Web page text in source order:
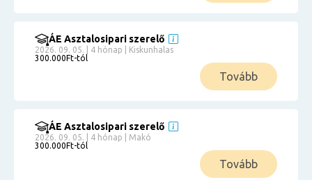
ÁE Asztalosipari szerelő
2026. 09. 05. | 4 hónap | Kiskunhalas
300.000Ft-tól
Tovább
ÁE Asztalosipari szerelő
2026. 09. 05. | 4 hónap | Makó
300.000Ft-tól
Tovább